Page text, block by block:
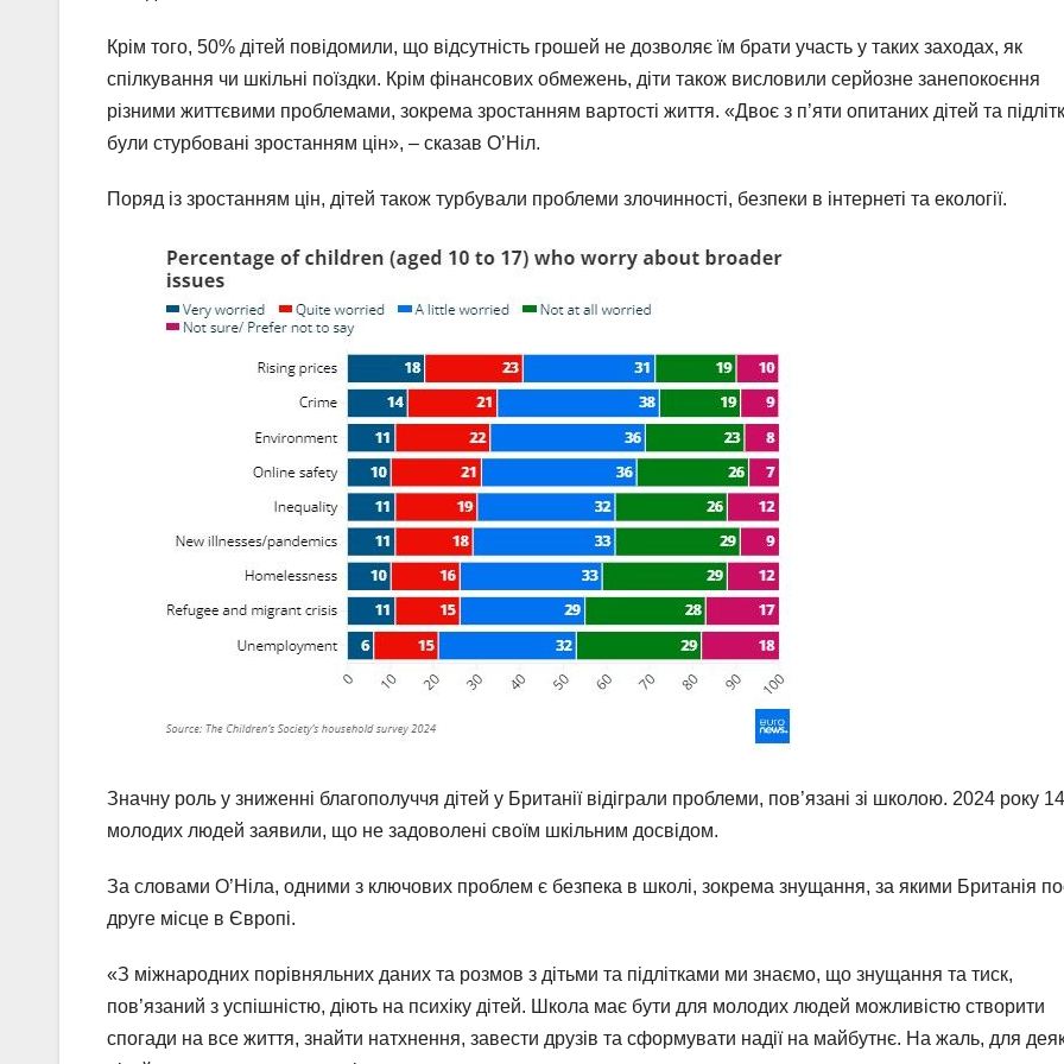
Крім того, 50% дітей повідомили, що відсутність грошей не дозволяє їм брати участь у таких заходах, як
спілкування чи шкільні поїздки. Крім фінансових обмежень, діти також висловили серйозне занепокоєння
різними життєвими проблемами, зокрема зростанням вартості життя. «Двоє з п’яти опитаних дітей та
були стурбовані зростанням цін», – сказав О’Ніл.
Поряд із зростанням цін, дітей також турбували проблеми злочинності, безпеки в інтернеті та екології.
Значну роль у зниженні благополуччя дітей у Британії відіграли проблеми, пов’язані зі школою. 2024 року
молодих людей заявили, що не задоволені своїм шкільним досвідом.
За словами О’Ніла, одними з ключових проблем є безпека в школі, зокрема знущання, за якими Британія
друге місце в Європі.
«З міжнародних порівняльних даних та розмов з дітьми та підлітками ми знаємо, що знущання та тиск,
пов’язаний з успішністю, діють на психіку дітей. Школа має бути для молодих людей можливістю створити
спогади на все життя, знайти натхнення, завести друзів та сформувати надії на майбутнє. На жаль, для